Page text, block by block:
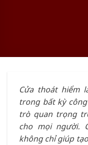
Cửa thoát hiểm
trong bất kỳ
trò quan trọng
cho mọi người.
không chỉ giúp